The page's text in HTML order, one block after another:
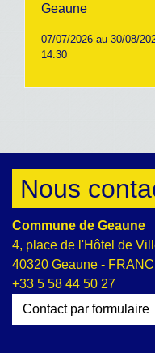
Geaune
07/07/2026 au 30/08/
14:30
Nous
Commune de Geaune
4, place de l'Hôtel de
40320 Geaune -
+33 5 58 44 50 27
Contact par formulaire